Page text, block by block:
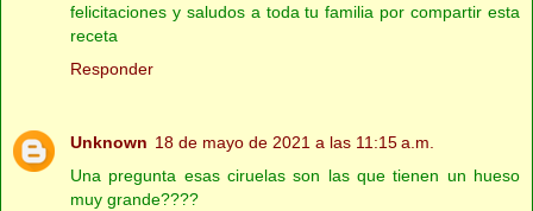
felicitaciones y saludos a toda tu familia por compartir esta
receta
Responder
Unknown 18 de mayo de 2021 a las 11:15 a.m.
Una pregunta esas ciruelas son las que tienen un hueso
muy grande????